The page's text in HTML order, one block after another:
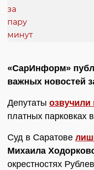
«СарИнформ»
важных новостей
Депутаты
платных парковках
Суд в Саратове
Михаила
окрестностях